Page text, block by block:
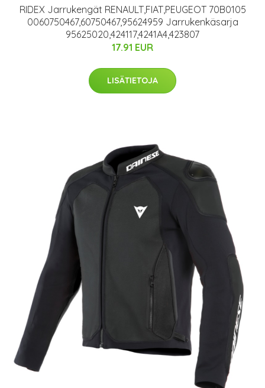
RIDEX Jarrukengät RENAULT,FIAT,PEUGEOT 70B0105
0060750467,60750467,95624959 Jarrukenkäsarja
95625020,424117,4241A4,423807
17.91 EUR
LISÄTIETOJA